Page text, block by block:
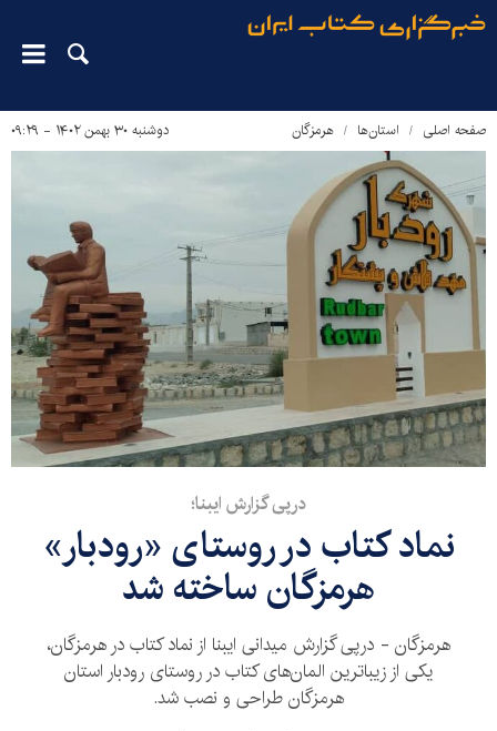
صفحه اصلی استان‌ها هرمزگان دوشنبه ۳۰ بهمن ۱۴۰۲ - ۰۹:۲۹
درپی گزارش ایبنا؛
نماد کتاب در روستای «رودبار»
هرمزگان ساخته شد
هرمزگان - درپی گزارش میدانی ایبنا از نماد کتاب در هرمزگان،
یکی از زیباترین المان‌های کتاب در روستای رودبار استان
هرمزگان طراحی و نصب شد.